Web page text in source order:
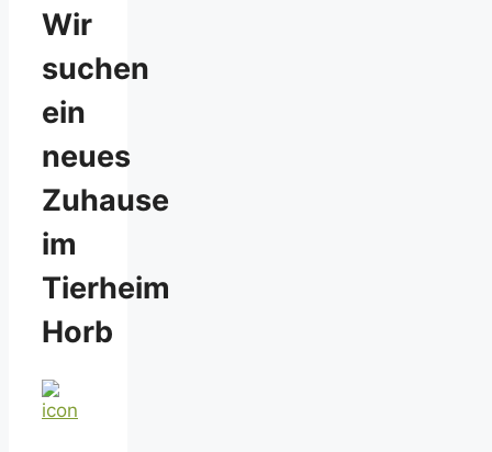
Wir
suchen
ein
neues
Zuhause
im
Tierheim
Horb